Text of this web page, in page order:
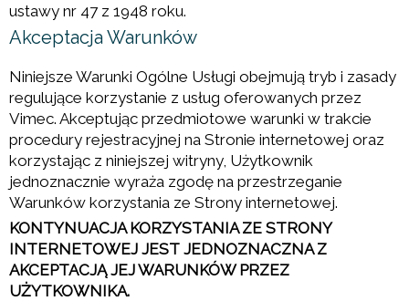
ustawy nr 47 z 1948 roku.
Akceptacja Warunków
Niniejsze Warunki Ogólne Usługi obejmują tryb i zasady
regulujące korzystanie z usług oferowanych przez
Vimec. Akceptując przedmiotowe warunki w trakcie
procedury rejestracyjnej na Stronie internetowej oraz
korzystając z niniejszej witryny, Użytkownik
jednoznacznie wyraża zgodę na przestrzeganie
Warunków korzystania ze Strony internetowej.
KONTYNUACJA KORZYSTANIA ZE STRONY
INTERNETOWEJ JEST JEDNOZNACZNA Z
AKCEPTACJĄ JEJ WARUNKÓW PRZEZ
UŻYTKOWNIKA.